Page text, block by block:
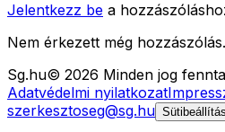
Jelentkezz be a
Nem érkezett még
Sg.hu© 2026 Minden jog
Adatvédelmi nyilatkozat
szerkesztoseg@sg.hu